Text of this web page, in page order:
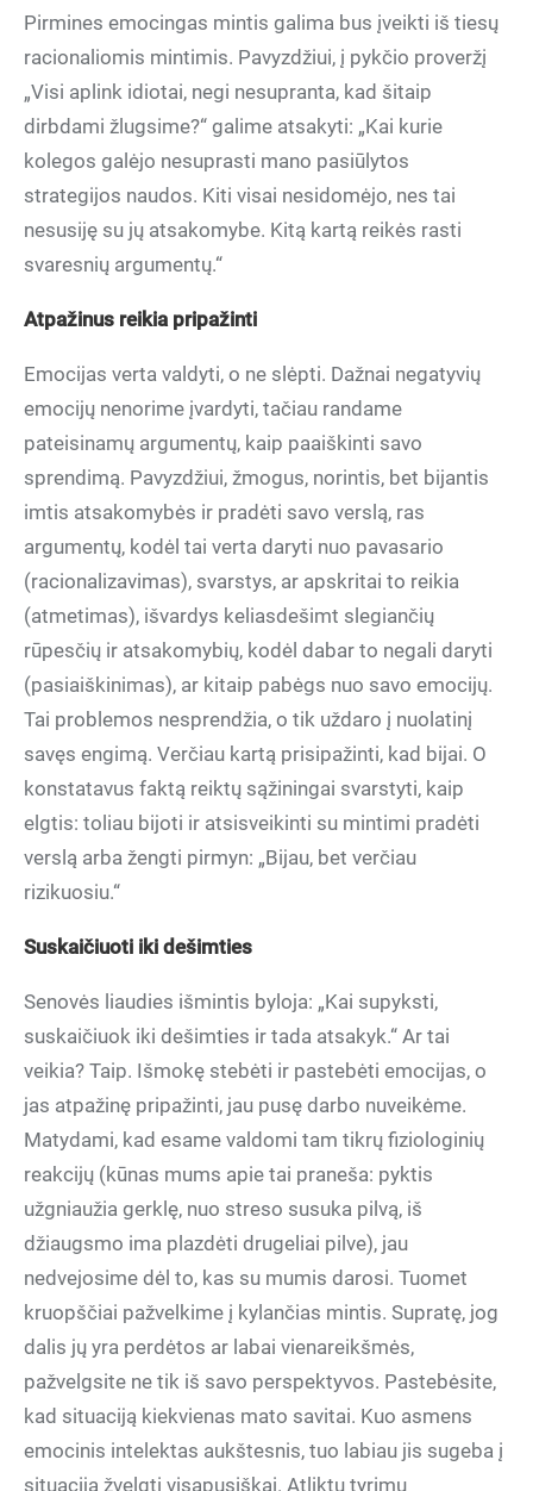
Pirmines emocingas mintis galima bus įveikti iš tiesų
racionaliomis mintimis. Pavyzdžiui, į pykčio proveržį
„Visi aplink idiotai, negi nesupranta, kad šitaip
dirbdami žlugsime?“ galime atsakyti: „Kai kurie
kolegos galėjo nesuprasti mano pasiūlytos
strategijos naudos. Kiti visai nesidomėjo, nes tai
nesusiję su jų atsakomybe. Kitą kartą reikės rasti
svaresnių argumentų.“
Atpažinus reikia pripažinti
Emocijas verta valdyti, o ne slėpti. Dažnai negatyvių
emocijų nenorime įvardyti, tačiau randame
pateisinamų argumentų, kaip paaiškinti savo
sprendimą. Pavyzdžiui, žmogus, norintis, bet bijantis
imtis atsakomybės ir pradėti savo verslą, ras
argumentų, kodėl tai verta daryti nuo pavasario
(racionalizavimas), svarstys, ar apskritai to reikia
(atmetimas), išvardys keliasdešimt slegiančių
rūpesčių ir atsakomybių, kodėl dabar to negali daryti
(pasiaiškinimas), ar kitaip pabėgs nuo savo emocijų.
Tai problemos nesprendžia, o tik uždaro į nuolatinį
savęs engimą. Verčiau kartą prisipažinti, kad bijai. O
konstatavus faktą reiktų sąžiningai svarstyti, kaip
elgtis: toliau bijoti ir atsisveikinti su mintimi pradėti
verslą arba žengti pirmyn: „Bijau, bet verčiau
rizikuosiu.“
Suskaičiuoti iki dešimties
Senovės liaudies išmintis byloja: „Kai supyksti,
suskaičiuok iki dešimties ir tada atsakyk.“ Ar tai
veikia? Taip. Išmokę stebėti ir pastebėti emocijas, o
jas atpažinę pripažinti, jau pusę darbo nuveikėme.
Matydami, kad esame valdomi tam tikrų fiziologinių
reakcijų (kūnas mums apie tai praneša: pyktis
užgniaužia gerklę, nuo streso susuka pilvą, iš
džiaugsmo ima plazdėti drugeliai pilve), jau
nedvejosime dėl to, kas su mumis darosi. Tuomet
kruopščiai pažvelkime į kylančias mintis. Supratę, jog
dalis jų yra perdėtos ar labai vienareikšmės,
pažvelgsite ne tik iš savo perspektyvos. Pastebėsite,
kad situaciją kiekvienas mato savitai. Kuo asmens
emocinis intelektas aukštesnis, tuo labiau jis sugeba į
situaciją žvelgti visapusiškai. Atliktų tyrimų